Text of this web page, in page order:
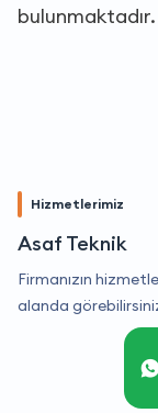
bulunmaktadır.
Hizmetlerimiz
Asaf Teknik
Firmanızın
alanda